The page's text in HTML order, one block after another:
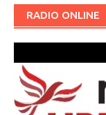
RADIO ONLINE